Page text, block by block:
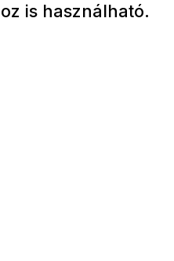
is használható.